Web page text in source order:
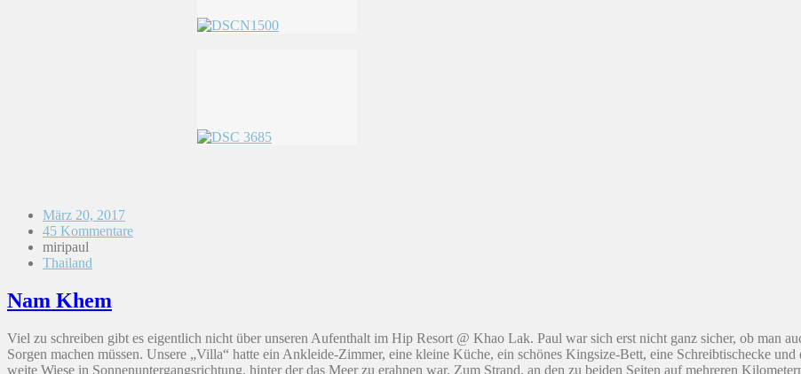
März 20, 2017
45 Kommentare
miripaul
Thailand
Nam Khem
Viel zu schreiben gibt es eigentlich nicht über unseren Aufenthalt im Hip Resort @ Khao Lak. Paul war sich erst nicht ganz sicher, ob man
Sorgen machen müssen. Unsere „Villa“ hatte ein Ankleide-Zimmer, eine kleine Küche, ein schönes Kingsize-Bett, eine Schreibtischecke
weite Wiese in Sonnenuntergangsrichtung, hinter der das Meer zu erahnen war. Zum Strand, an den zu beiden Seiten auf mehreren